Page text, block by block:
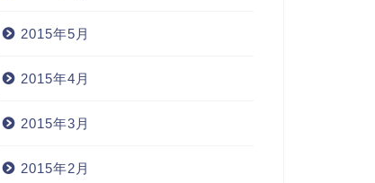
2015年5月
2015年4月
2015年3月
2015年2月